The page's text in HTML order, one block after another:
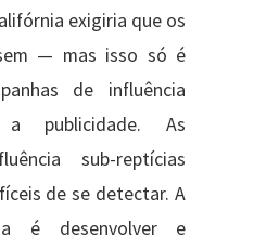
exigiria que os
— mas isso só é
de influência
publicidade. As
sub-reptícias
de se detectar. A
é desenvolver e